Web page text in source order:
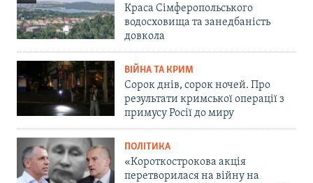
Краса Сімферопольського
водосховища та занедбаність
довкола
ВІЙНА ТА КРИМ
Сорок днів, сорок ночей. Про
результати кримської операції з
примусу Росії до миру
ПОЛІТИКА
«Короткострокова акція
перетворилася на війну на